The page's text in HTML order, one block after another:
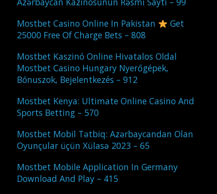
Mostbet Casino Online In Pakistan
Get
25000 Free Of Charge Bets – 808
Mostbet Kaszinó Online Hivatalos Oldal
Mostbet Casino Hungary Nyerőgépek,
Bónuszok, Bejelentkezés – 912
Mostbet Kenya: Ultimate Online Casino And
Sports Betting – 570
Mostbet Mobil Tətbiq: Azərbaycandan Olan
Oyunçular üçün Xülasə 2023 – 65
Mostbet Mobile Application In Germany
Download And Play – 415